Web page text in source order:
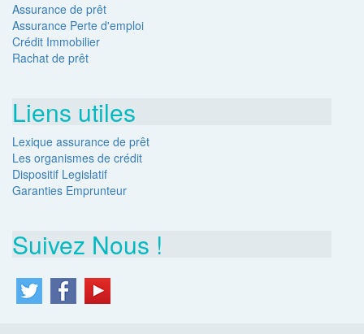
Assurance de prêt
Assurance Perte d'emploi
Crédit Immobilier
Rachat de prêt
Liens utiles
Lexique assurance de prêt
Les organismes de crédit
Dispositif Legislatif
Garanties Emprunteur
Suivez Nous !